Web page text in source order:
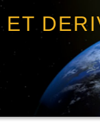
ET